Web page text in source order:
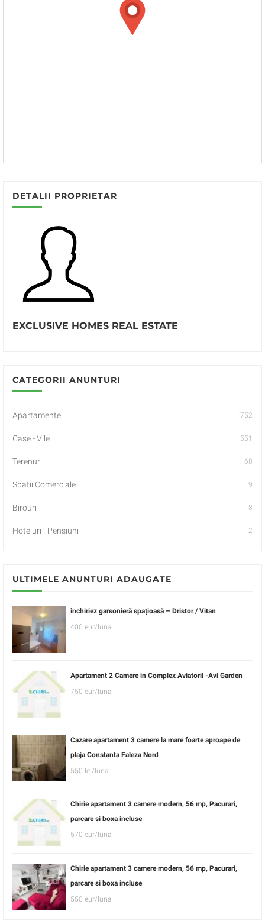
DETALII PROPRIETAR
EXCLUSIVE HOMES REAL ESTATE
CATEGORII ANUNTURI
Apartamente 1752
Case - Vile 551
Terenuri 68
Spatii Comerciale 9
Birouri 8
Hoteluri - Pensiuni 2
ULTIMELE ANUNTURI ADAUGATE
închiriez garsonieră spațioasă – Dristor / Vitan
400 eur/luna
Apartament 2 Camere in Complex Aviatorii -Avi Garden
750 eur/luna
Cazare apartament 3 camere la mare foarte aproape de
plaja Constanta Faleza Nord
550 lei/luna
Chirie apartament 3 camere modern, 56 mp, Pacurari,
parcare si boxa incluse
570 eur/luna
Chirie apartament 3 camere modern, 56 mp, Pacurari,
parcare si boxa incluse
550 eur/luna